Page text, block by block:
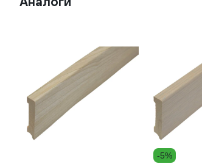
-5%